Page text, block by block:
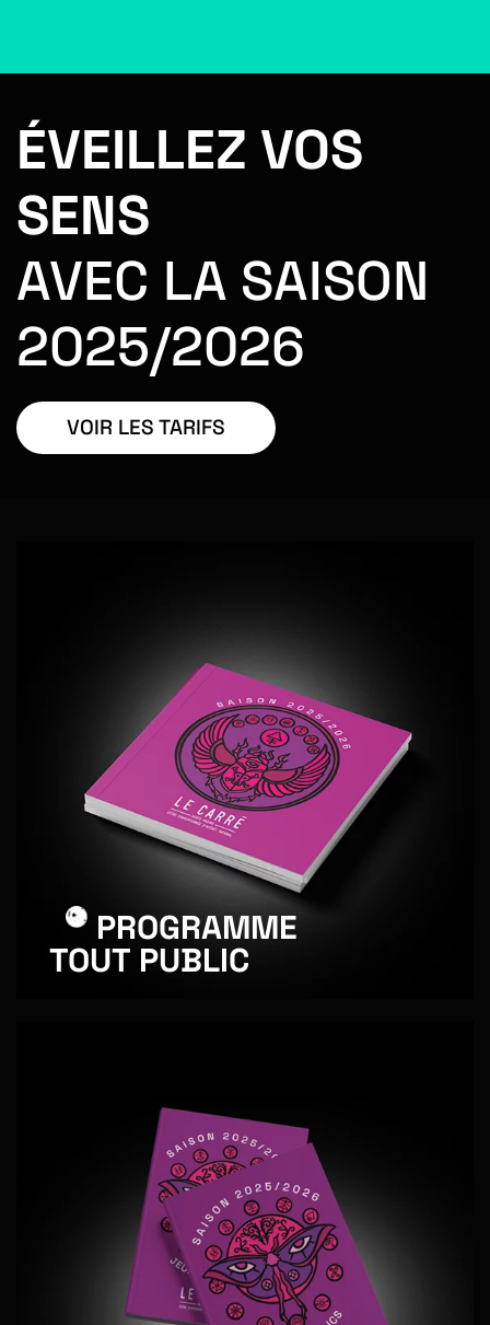
ÉVEILLEZ VOS
SENS
AVEC LA SAISON
2025/2026
VOIR LES TARIFS
PROGRAMME
TOUT PUBLIC